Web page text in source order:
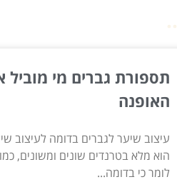
תספורת גברים מי מוביל
האופנה
עיצוב שיער לגברים בדומה לעיצוב
הוא מלא בטרנדים שונים ומשונים, כמו
לומר כי בדומה...